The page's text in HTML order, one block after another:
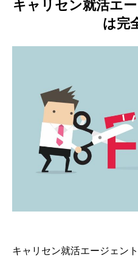
キャリセン就活エ
は完
キャリセン就活エージェン